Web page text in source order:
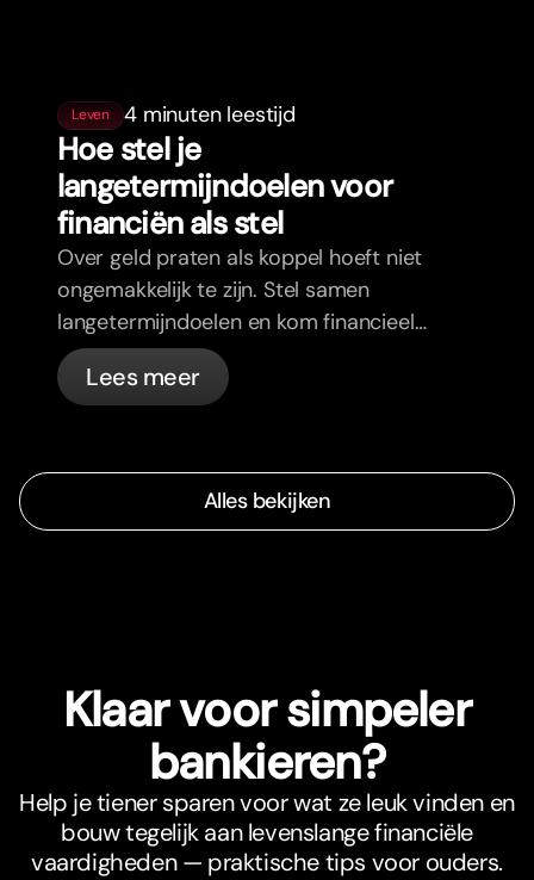
Leven 4 minuten leestijd
Hoe stel je
langetermijndoelen voor
financiën als stel
Over geld praten als koppel hoeft niet
ongemakkelijk te zijn. Stel samen
langetermijndoelen en kom financieel
op één lijn.
Lees meer
Alles bekijken
Klaar voor simpeler
bankieren?
Help je tiener sparen voor wat ze leuk vinden en
bouw tegelijk aan levenslange financiële
vaardigheden — praktische tips voor ouders.